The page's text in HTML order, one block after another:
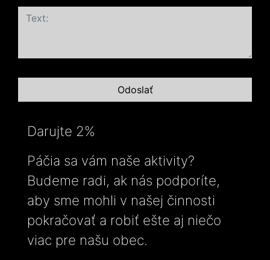
Darujte 2%
Páčia sa vám naše aktivity?
Budeme radi, ak nás podporíte,
aby sme mohli v našej činnosti
pokračovať a robiť ešte aj niečo
viac pre našu obec.